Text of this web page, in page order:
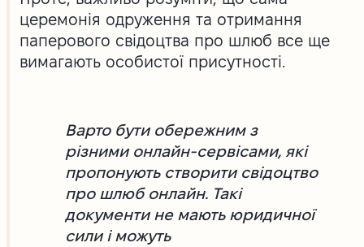
церемонія одруження та отримання
паперового свідоцтва про шлюб все ще
вимагають особистої присутності.
Варто бути обережним з
різними онлайн-сервісами, які
пропонують створити свідоцтво
про шлюб онлайн. Такі
документи не мають юридичної
сили і можуть